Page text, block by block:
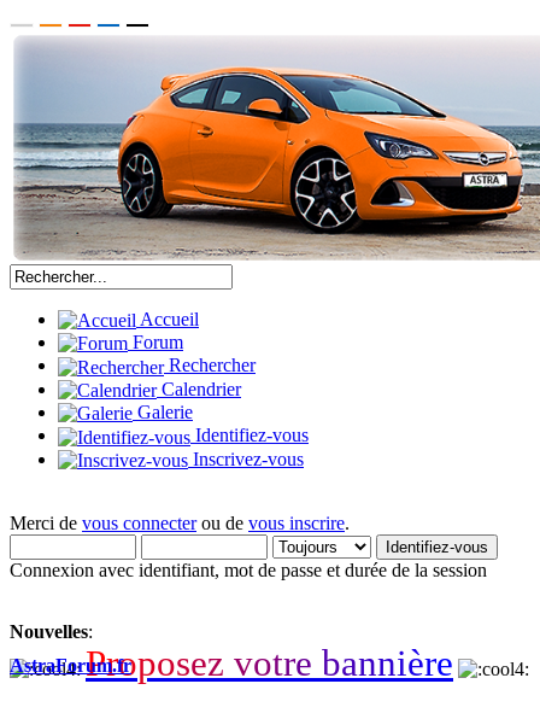
Accueil
Forum
Rechercher
Calendrier
Galerie
Identifiez-vous
Inscrivez-vous
Merci de vous connecterou de vous inscrire.
Connexion avec identifiant, mot de passe et durée de la session
Nouvelles:
Proposez votre bannière
AstraForum.fr